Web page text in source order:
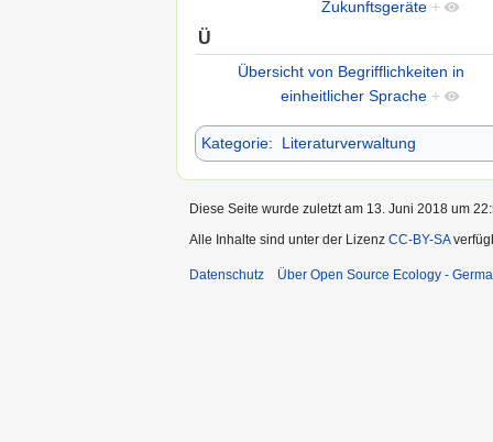
Zukunftsgeräte +
Ü
Übersicht von Begrifflichkeiten in
einheitlicher Sprache +
Kategorie: Literaturverwaltung
Diese Seite wurde zuletzt am 13. Juni 2018 um
Alle Inhalte sind unter der Lizenz CC-BY-SA
Datenschutz Über Open Source Ecology -